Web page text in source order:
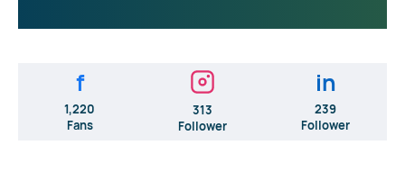
f
1,220
Fans
313
Follower
in
239
Follower